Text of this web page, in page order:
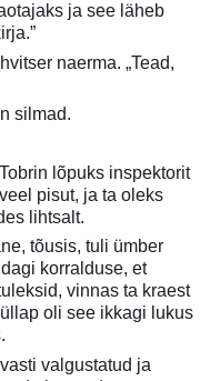
ja see läheb
naerma. „Tead,
silmad.
lõpuks inspektorit
pisut, ja ta oleks
lihtsalt.
tõusis, tuli ümber
korralduse, et
vinnas ta kraest
oli see ikkagi lukus
valgustatud ja